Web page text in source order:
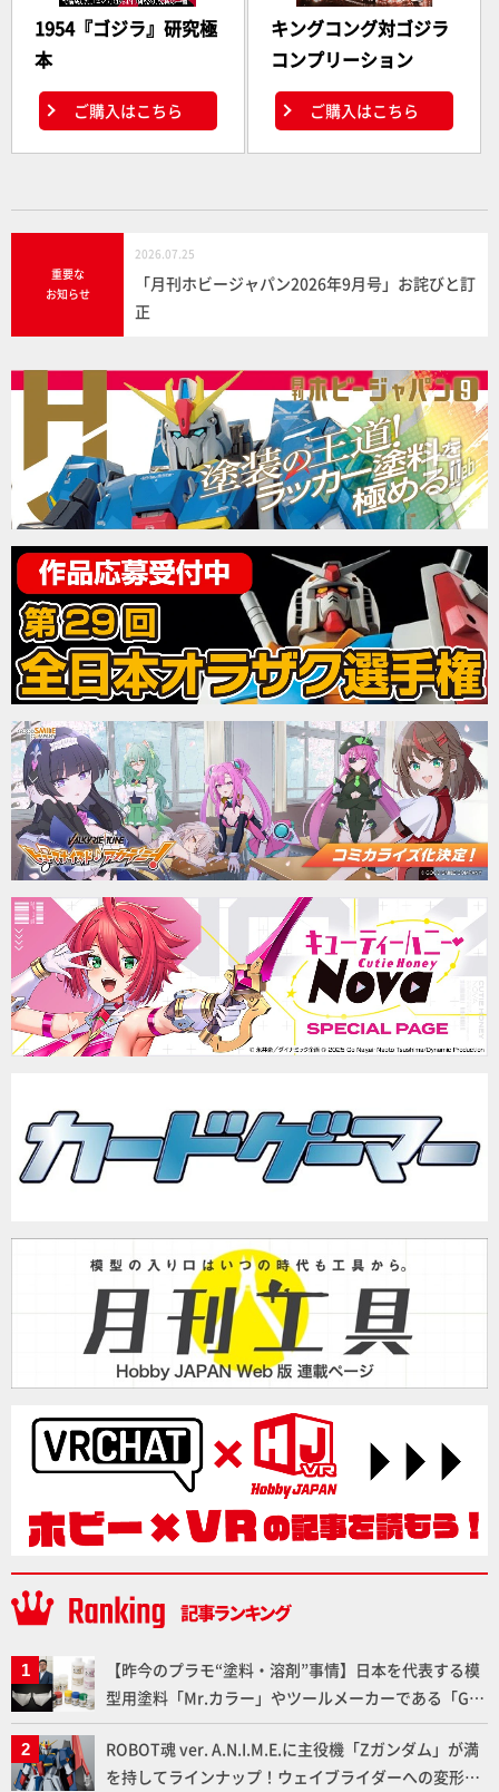
1954『ゴジラ』研究極
本
ご購入はこちら
キングコング対ゴジラ
コンプリーション
ご購入はこちら
重要な
お知らせ
2026.07.25
「月刊ホビージャパン2026年9月号」お詫びと訂
正
【昨今のプラモ“塗料・溶剤”事情】日本を代表する模
型用塗料「Mr.カラー」やツールメーカーである「GSI
クレオス」が語るラッカー塗料の未来とは？
ROBOT魂 ver. A.N.I.M.E.に主役機「Zガンダム」が満
を持してラインナップ！ウェイブライダーへの変形、